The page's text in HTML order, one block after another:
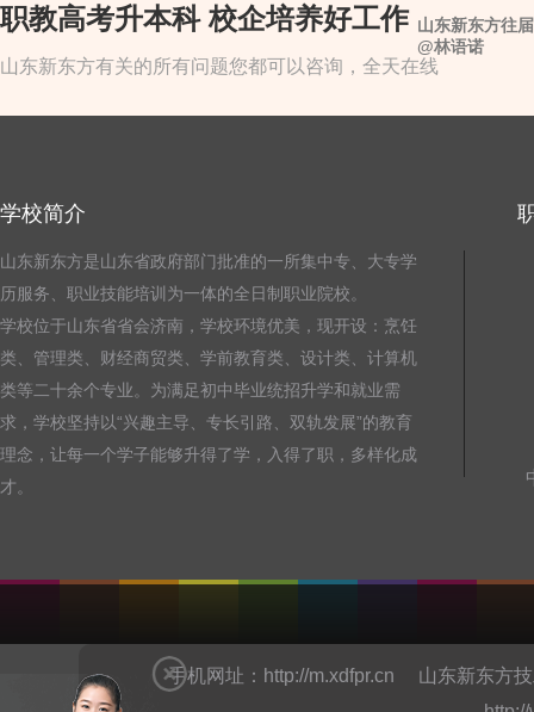
职教高考升本科 校企培养好工作
山东新东方有关的所有问题您都可以咨询，全天在线
山东新东方往
@林语诺
学校简介
山东新东方是山东省政府部门批准的一所集中专、大专学
历服务、职业技能培训为一体的全日制职业院校。
学校位于山东省省会济南，学校环境优美，现开设：烹饪
类、管理类、财经商贸类、学前教育类、设计类、计算机
类等二十余个专业。为满足初中毕业统招升学和就业需
求，学校坚持以“兴趣主导、专长引路、双轨发展”的教育
理念，让每一个学子能够升得了学，入得了职，多样化成
才。
手机网址： http://m.xdfpr.cn 山东新东方技